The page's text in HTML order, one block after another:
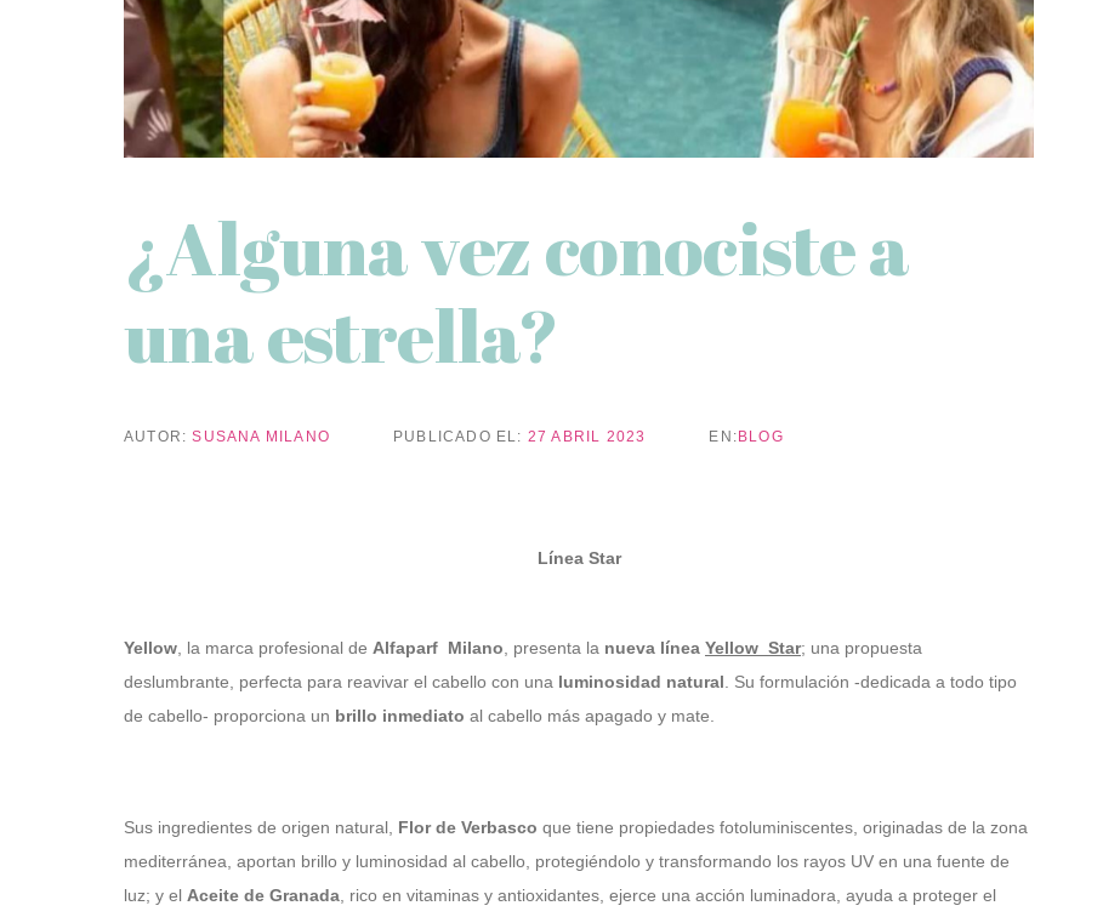
¿Alguna vez conociste a
una estrella?
AUTOR:SUSANA MILANO PUBLICADO EL: 27 ABRIL 2023 EN:BLOG
Línea Star
Yellow , la marca profesional de Alfaparf Milano , presenta la nueva línea Yellow Star; una propuesta
deslumbrante, perfecta para reavivar el cabello con una luminosidad natural . Su formulación -dedicada a todo tipo
de cabello- proporciona un brillo inmediato al cabello más apagado y mate.
Sus ingredientes de origen natural, Flor de Verbasco que tiene propiedades fotoluminiscentes, originadas de la zona
mediterránea, aportan brillo y luminosidad al cabello, protegiéndolo y transformando los rayos UV en una fuente de
luz; y el Aceite de Granada, rico en vitaminas y antioxidantes, ejerce una acción luminadora, ayuda a proteger el